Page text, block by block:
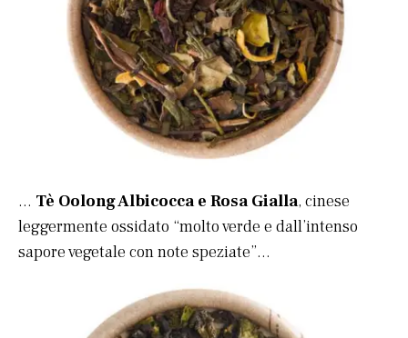
… Tè Oolong Albicocca e Rosa Gialla, cinese
leggermente ossidato “molto verde e dall’intenso
sapore vegetale con note speziate”…